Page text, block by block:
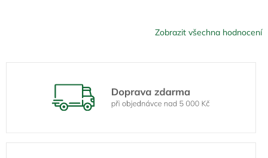
Zobrazit všechna hodnocení